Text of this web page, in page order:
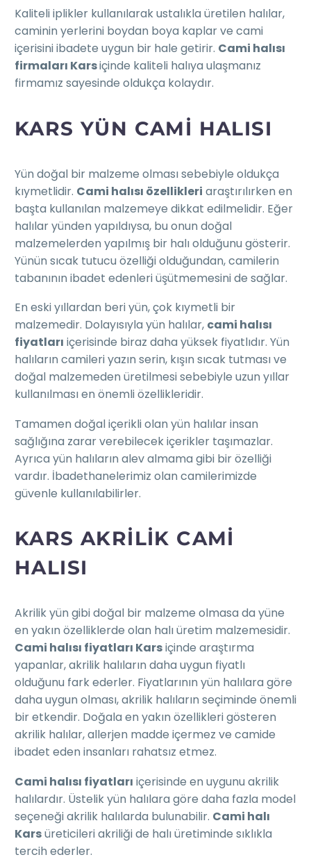
Kaliteli iplikler kullanılarak ustalıkla üretilen halılar,
caminin yerlerini boydan boya kaplar ve cami
içerisini ibadete uygun bir hale getirir. Cami halısı
firmaları Karsiçinde kaliteli halıya ulaşmanız
firmamız sayesinde oldukça kolaydır.
KARS YÜN CAMI HALISI
Yün doğal bir malzeme olması sebebiyle oldukça
kıymetlidir. Cami halısı özellikleri araştırılırken en
başta kullanılan malzemeye dikkat edilmelidir. Eğer
halılar yünden yapıldıysa, bu onun doğal
malzemelerden yapılmış bir halı olduğunu gösterir.
Yünün sıcak tutucu özelliği olduğundan, camilerin
tabanının ibadet edenleri üşütmemesini de sağlar.
En eski yıllardan beri yün, çok kıymetli bir
malzemedir. Dolayısıyla yün halılar, cami halısı
fiyatları içerisinde biraz daha yüksek fiyatlıdır. Yün
halıların camileri yazın serin, kışın sıcak tutması ve
doğal malzemeden üretilmesi sebebiyle uzun yıllar
kullanılması en önemli özellikleridir.
Tamamen doğal içerikli olan yün halılar insan
sağlığına zarar verebilecek içerikler taşımazlar.
Ayrıca yün halıların alev almama gibi bir özelliği
vardır. İbadethanelerimiz olan camilerimizde
güvenle kullanılabilirler.
KARS AKRILIK CAMI
HALISI
Akrilik yün gibi doğal bir malzeme olmasa da yüne
en yakın özelliklerde olan halı üretim malzemesidir.
Cami halısı fiyatları Karsiçinde araştırma
yapanlar, akrilik halıların daha uygun fiyatlı
olduğunu fark ederler. Fiyatlarının yün halılara göre
daha uygun olması, akrilik halıların seçiminde önemli
bir etkendir. Doğala en yakın özellikleri gösteren
akrilik halılar, allerjen madde içermez ve camide
ibadet eden insanları rahatsız etmez.
Cami halısı fiyatları içerisinde en uygunu akrilik
halılardır. Üstelik yün halılara göre daha fazla model
seçeneği akrilik halılarda bulunabilir. Cami halı
Karsüreticileri akriliği de halı üretiminde sıklıkla
tercih ederler.